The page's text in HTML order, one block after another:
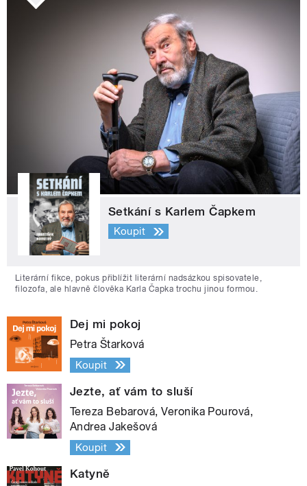
Setkání s Karlem Čapkem
Koupit
Literární fikce, pokus přiblížit literární nadsázkou spisovatele,
filozofa, ale hlavně člověka Karla Čapka trochu jinou formou.
Dej mi pokoj
Petra Štarková
Koupit
Jezte, ať vám to sluší
Tereza Bebarová, Veronika Pourová,
Andrea Jakešová
Koupit
Katyně